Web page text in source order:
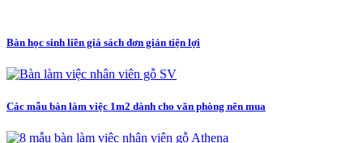
Bàn học sinh liền giá sách đơn giản tiện lợi
Các mẫu bàn làm việc 1m2 dành cho văn phòng nên mua